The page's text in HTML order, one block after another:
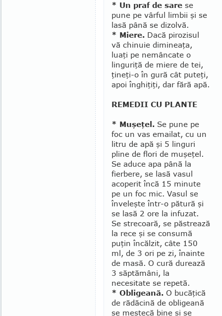
* Un praf de sare se
pune pe vârful limbii şi se
lasă până se dizolvă.
* Miere. Dacă pirozisul
vă chinuie di­mi­neaţa,
luaţi pe nemâncate o
linguriţă de miere de tei,
ţineţi-o în gură cât puteţi,
apoi înghiţiţi, dar fără apă.
REMEDII CU PLANTE
* Muşeţel. Se pune pe
foc un vas emailat, cu un
litru de apă şi 5 linguri
pline de flori de muşeţel.
Se aduce apa până la
fierbere, se lasă vasul
acoperit încă 15 minute
pe un foc mic. Vasul se
înveleşte într-o pătură şi
se lasă 2 ore la infu­zat.
Se strecoară, se păstrează
la rece şi se consumă
puţin încălzit, câte 150
ml, de 3 ori pe zi, înainte
de masă. O cură durează
3 săptămâni, la
necesitate se repetă.
* Obligeană. O bucăţică
de rădăcină de obli­geană
se mestecă bine şi se